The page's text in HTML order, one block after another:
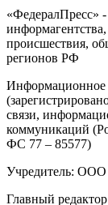
«ФедералПресс»
происшествия,
регионов РФ
Информационное
связи,
коммуникаций
ФС 77 – 85577)
Учредитель: ООО
Главный